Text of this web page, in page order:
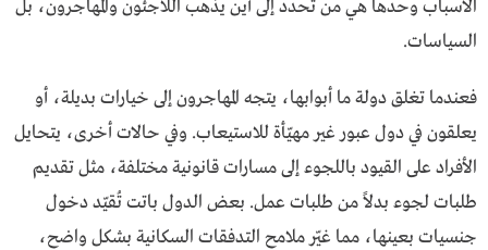
الأسباب وحدها هي من تحدد إلى أين يذهب اللاجئون والمهاجرون، بل
السياسات.
فعندما تغلق دولة ما أبوابها، يتجه المهاجرون إلى خيارات بديلة، أو
يعلقون في دول عبور غير مهيّأة للاستيعاب. وفي حالات أخرى، يتحايل
الأفراد على القيود باللجوء إلى مسارات قانونية مختلفة، مثل تقديم
طلبات لجوء بدلاً من طلبات عمل. بعض الدول باتت تُقيّد دخول
جنسيات بعينها، مما غيّر ملامح التدفقات السكانية بشكل واضح،